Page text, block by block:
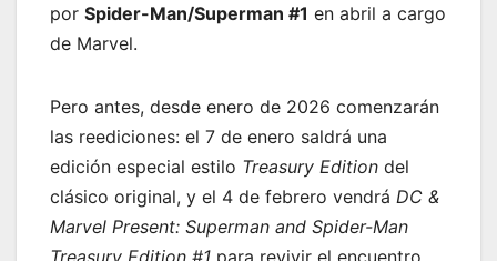
por Spider-Man/Superman #1 en abril a cargo
de Marvel.
Pero antes, desde enero de 2026 comenzarán
las reediciones: el 7 de enero saldrá una
edición especial estilo Treasury Edition del
clásico original, y el 4 de febrero vendrá DC &
Marvel Present: Superman and Spider-Man
Treasury Edition #1 para revivir el encuentro